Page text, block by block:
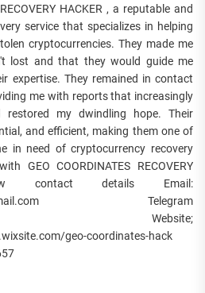
HACKER , a reputable and
service that specializes in helping
cryptocurrencies. They made me
lost and that they would guide me
expertise. They remained in contact
me with reports that increasingly
restored my dwindling hope. Their
and efficient, making them one of
in need of cryptocurrency recovery
GEO COORDINATES RECOVERY
contact details Email:
Telegram
Website;
geo-coordinates-hack